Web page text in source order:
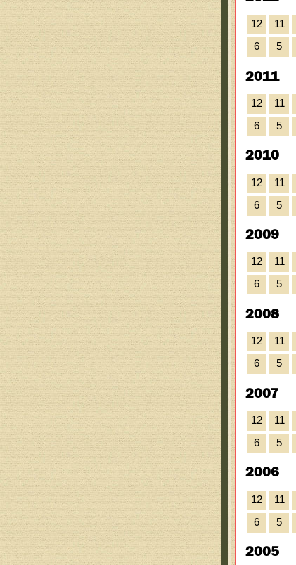
12 11
6
5
2011
12 11
6
5
2010
12 11
6
5
2009
12 11
6
5
2008
12 11
6
5
2007
12 11
6
5
2006
12 11
6
5
2005